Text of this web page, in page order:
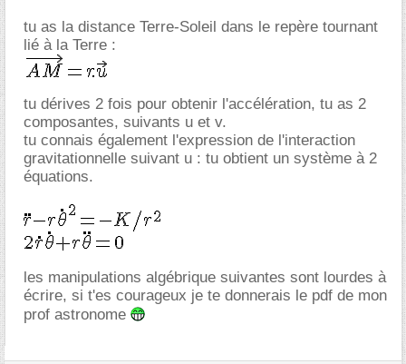
tu as la distance Terre-Soleil dans le repère tournant
lié à la Terre :
tu dérives 2 fois pour obtenir l'accélération, tu as 2
composantes, suivants u et v.
tu connais également l'expression de l'interaction
gravitationnelle suivant u : tu obtient un système à 2
équations.
les manipulations algébrique suivantes sont lourdes à
écrire, si t'es courageux je te donnerais le pdf de mon
prof astronome